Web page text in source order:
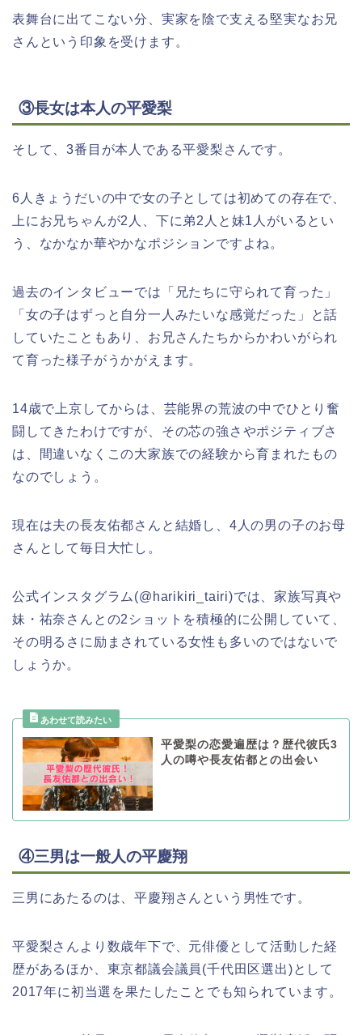
表舞台に出てこない分、実家を陰で支える堅実なお兄
さんという印象を受けます。
③長女は本人の平愛梨
そして、3番目が本人である平愛梨さんです。
6人きょうだいの中で女の子としては初めての存在で、
上にお兄ちゃんが2人、下に弟2人と妹1人がいるとい
う、なかなか華やかなポジションですよね。
過去のインタビューでは「兄たちに守られて育った」
「女の子はずっと自分一人みたいな感覚だった」と話
していたこともあり、お兄さんたちからかわいがられ
て育った様子がうかがえます。
14歳で上京してからは、芸能界の荒波の中でひとり奮
闘してきたわけですが、その芯の強さやポジティブさ
は、間違いなくこの大家族での経験から育まれたもの
なのでしょう。
現在は夫の長友佑都さんと結婚し、4人の男の子のお母
さんとして毎日大忙し。
公式インスタグラム(@harikiri_tairi)では、家族写真や
妹・祐奈さんとの2ショットを積極的に公開していて、
その明るさに励まされている女性も多いのではないで
しょうか。
平愛梨の恋愛遍歴は？歴代彼氏3
人の噂や長友佑都との出会い
④三男は一般人の平慶翔
三男にあたるのは、平慶翔さんという男性です。
平愛梨さんより数歳年下で、元俳優として活動した経
歴があるほか、東京都議会議員(千代田区選出)として
2017年に初当選を果たしたことでも知られています。